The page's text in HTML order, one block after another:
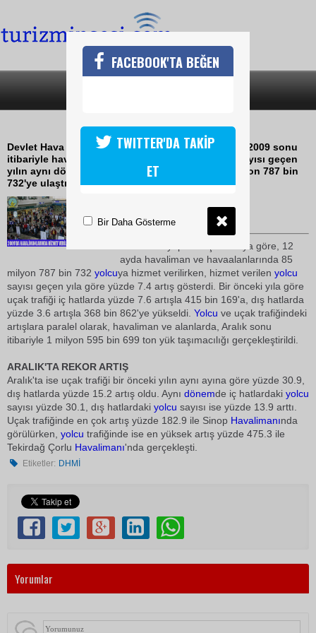
2009DA 86 MİLYON YOLCU UÇTU
Devlet Hava Meydanları Genel Müdürlüğü (DHMİ), 2009 sonu
itibariyle havaalanlarından hizmet verilen yolcu sayısı geçen
yılın aynı dönemine göre yüzde 7.4 artarak 85 milyon 787 bin
732'ye ulaştığını açıkladı
TURİZMİN SESİ
DHMİ'den yapılan açıklamaya göre, 12
ayda havaliman ve havaalanlarında 85
milyon 787 bin 732 yolcuya hizmet verilirken, hizmet verilen yolcu
sayısı geçen yıla göre yüzde 7.4 artış gösterdi. Bir önceki yıla göre
uçak trafiği iç hatlarda yüzde 7.6 artışla 415 bin 169'a, dış hatlarda
yüzde 3.6 artışla 368 bin 862'ye yükseldi. Yolcu ve uçak trafiğindeki
artışlara paralel olarak, havaliman ve alanlarda, Aralık sonu
itibariyle 1 milyon 595 bin 699 ton yük taşımacılığı gerçekleştirildi.
ARALIK'TA REKOR ARTIŞ
Aralık'ta ise uçak trafiği bir önceki yılın aynı ayına göre yüzde 30.9,
dış hatlarda yüzde 15.2 artış oldu. Aynı dönemde iç hatlardaki yolcu
sayısı yüzde 30.1, dış hatlardaki yolcu sayısı ise yüzde 13.9 arttı.
Uçak trafiğinde en çok artış yüzde 182.9 ile Sinop Havalimanında
görülürken, yolcu trafiğinde ise en yüksek artış yüzde 475.3 ile
Tekirdağ Çorlu Havalimanı'nda gerçekleşti.
Etiketler: DHMİ
Yorumlar
FACEBOOK'TA BEĞEN
TWITTER'DA TAKİP
ET
Bir Daha Gösterme